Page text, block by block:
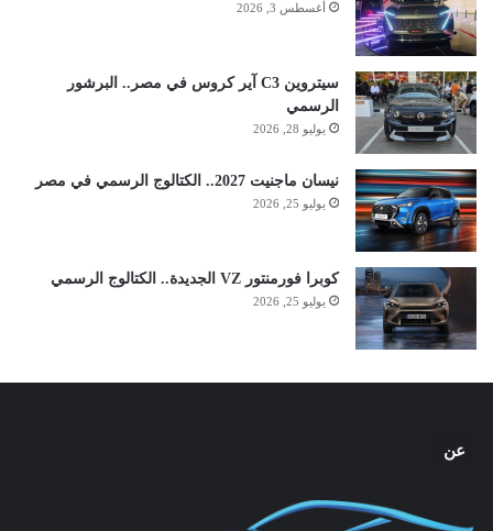
أغسطس 3, 2026
سيتروين C3 آير كروس في مصر.. البرشور
الرسمي
يوليو 28, 2026
نيسان ماجنيت 2027.. الكتالوج الرسمي في مصر
يوليو 25, 2026
كوبرا فورمنتور VZ الجديدة.. الكتالوج الرسمي
يوليو 25, 2026
عن